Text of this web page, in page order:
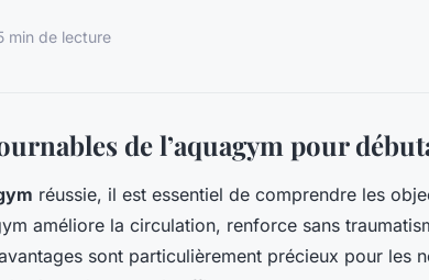
min de lecture
de l’aquagym pour
réussie, il est essentiel de comprendre les
améliore la circulation, renforce sans
sont particulièrement précieux pour les